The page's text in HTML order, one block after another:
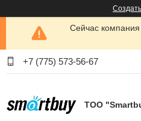
Сейчас
+7 (775) 573-56-67
ТОО